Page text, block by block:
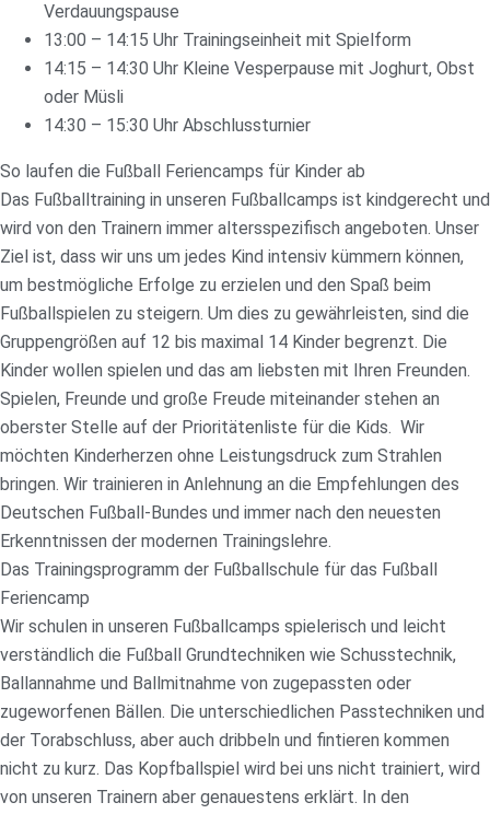
Verdauungspause
13:00 – 14:15 Uhr Trainingseinheit mit Spielform
14:15 – 14:30 Uhr Kleine Vesperpause mit Joghurt, Obst
oder Müsli
14:30 – 15:30 Uhr Abschlussturnier
So laufen die Fußball Feriencamps für Kinder ab
Das Fußballtraining in unseren Fußballcamps ist kindgerecht und
wird von den Trainern immer altersspezifisch angeboten. Unser
Ziel ist, dass wir uns um jedes Kind intensiv kümmern können,
um bestmögliche Erfolge zu erzielen und den Spaß beim
Fußballspielen zu steigern. Um dies zu gewährleisten, sind die
Gruppengrößen auf 12 bis maximal 14 Kinder begrenzt. Die
Kinder wollen spielen und das am liebsten mit Ihren Freunden.
Spielen, Freunde und große Freude miteinander stehen an
oberster Stelle auf der Prioritätenliste für die Kids. Wir
möchten Kinderherzen ohne Leistungsdruck zum Strahlen
bringen. Wir trainieren in Anlehnung an die Empfehlungen des
Deutschen Fußball-Bundes und immer nach den neuesten
Erkenntnissen der modernen Trainingslehre.
Das Trainingsprogramm der Fußballschule für das Fußball
Feriencamp
Wir schulen in unseren Fußballcamps spielerisch und leicht
verständlich die Fußball Grundtechniken wie Schusstechnik,
Ballannahme und Ballmitnahme von zugepassten oder
zugeworfenen Bällen. Die unterschiedlichen Passtechniken und
der Torabschluss, aber auch dribbeln und fintieren kommen
nicht zu kurz. Das Kopfballspiel wird bei uns nicht trainiert, wird
von unseren Trainern aber genauestens erklärt. In den